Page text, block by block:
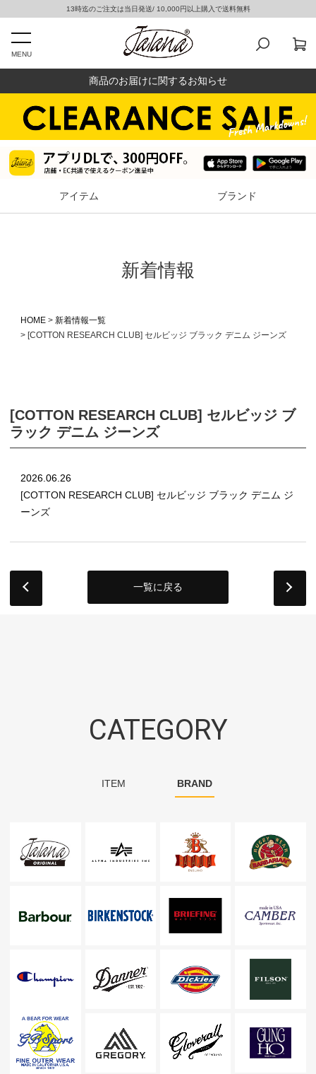
13時迄のご注文は当日発送/ 10,000円以上購入で送料無料
MENU
商品のお届けに関するお知らせ
アイテム ブランド
新着情報
HOME
新着情報一覧
[COTTON RESEARCH CLUB] セルビッジ ブラック デニム ジーンズ
[COTTON RESEARCH CLUB] セルビッジ ブ
ラック デニム ジーンズ
2026.06.26
[COTTON RESEARCH CLUB] セルビッジ ブラック デニム ジ
ーンズ
一覧に戻る
CATEGORY
ITEM BRAND